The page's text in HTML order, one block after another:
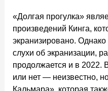
«Долгая прогулка»
произведений Кинга,
экранизировано.
слухи об экранизации,
продолжается и в 2022.
или нет — неизвестно,
Кальмара», которая